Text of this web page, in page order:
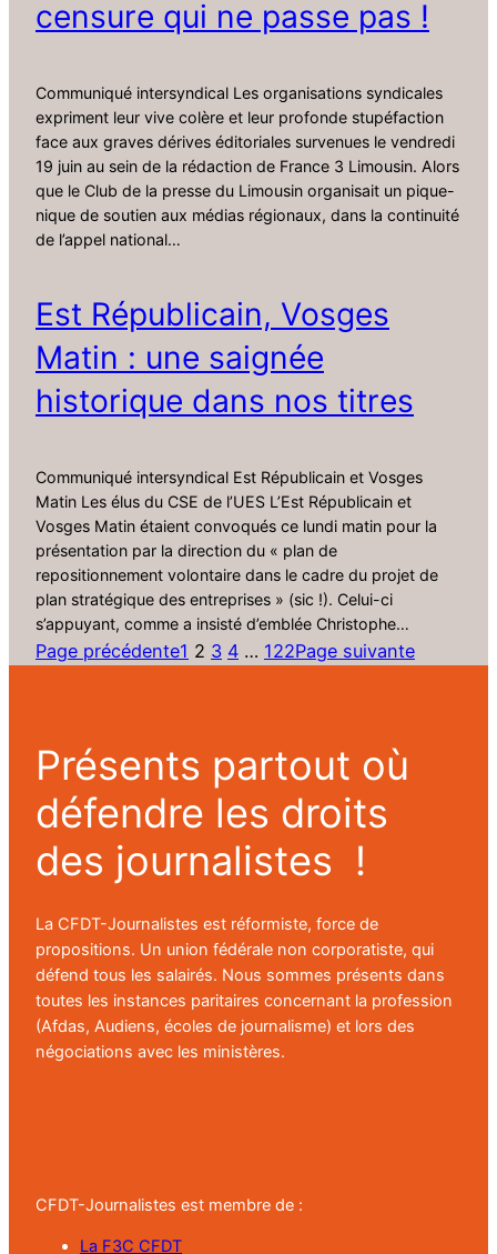
censure qui ne passe pas !
Communiqué intersyndical Les organisations syndicales
expriment leur vive colère et leur profonde stupéfaction
face aux graves dérives éditoriales survenues le vendredi
19 juin au sein de la rédaction de France 3 Limousin. Alors
que le Club de la presse du Limousin organisait un pique-
nique de soutien aux médias régionaux, dans la continuité
de l’appel national…
Est Républicain, Vosges
Matin : une saignée
historique dans nos titres
Communiqué intersyndical Est Républicain et Vosges
Matin Les élus du CSE de l’UES L’Est Républicain et
Vosges Matin étaient convoqués ce lundi matin pour la
présentation par la direction du « plan de
repositionnement volontaire dans le cadre du projet de
plan stratégique des entreprises » (sic !). Celui-ci
s’appuyant, comme a insisté d’emblée Christophe…
Page précédente1 2 3 4 … 122Page suivante
Présents partout où
défendre les droits
des journalistes !
La CFDT-Journalistes est réformiste, force de
propositions. Un union fédérale non corporatiste, qui
défend tous les salairés. Nous sommes présents dans
toutes les instances paritaires concernant la profession
(Afdas, Audiens, écoles de journalisme) et lors des
négociations avec les ministères.
CFDT-Journalistes est membre de :
La F3C CFDT